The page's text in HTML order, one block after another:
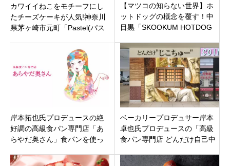
カワイイねこをモチーフにし
たチーズケーキが人気!神奈川
県茅ヶ崎市元町「Pastel(パス
【マツコの知らない世界】ホ
ットドッグの概念を覆す！中
目黒「SKOOKUM HOTDOG
ドッグ
岸本拓也氏プロデュースの絶
好調の高級食パン専門店「あ
らやだ奥さん」食パンを使っ
気！三重県桑名市桜通
ベーカリープロデュサー岸本
卓也氏プロデュースの「高級
食パン専門店 どんだけ自己中
産業道路沿い